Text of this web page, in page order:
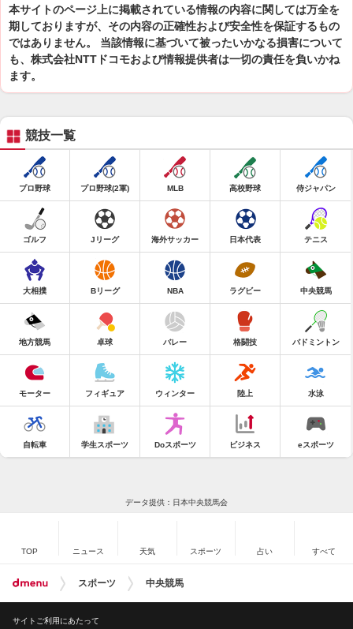
本サイトのページ上に掲載されている情報の内容に関しては万全を
期しておりますが、その内容の正確性および安全性を保証するもの
ではありません。 当該情報に基づいて被ったいかなる損害について
も、株式会社NTTドコモおよび情報提供者は一切の責任を負いかね
ます。
競技一覧
プロ野球 プロ野球(2軍) MLB 高校野球 侍ジャパン
ゴルフ Jリーグ 海外サッカー 日本代表 テニス
大相撲 Bリーグ NBA ラグビー 中央競馬
地方競馬 卓球 バレー 格闘技 バドミントン
モーター フィギュア ウィンター 陸上 水泳
自転車 学生スポーツ Doスポーツ ビジネス eスポーツ
データ提供：日本中央競馬会
TOP ニュース 天気 スポーツ 占い すべて
スポーツ 中央競馬
サイトご利用にあたって